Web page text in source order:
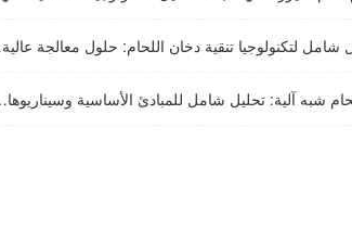
لتكنولوجيا تنقية دخان اللحام: حلول معالجة عالية الكفاءة وسيناريوهات التطبيق
شبه آلية: تحليل شامل للمبادئ الأساسية وسيناريوهات التطبيق ومواصفات التشغيل